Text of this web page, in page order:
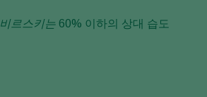
르스키는 60% 이하의 상대 습도